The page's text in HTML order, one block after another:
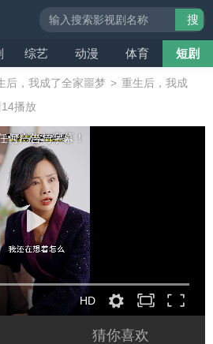
综艺 动漫 体育 短剧
搜
索
后，我成了全家噩梦 > 重生后，我成
播放
HD
何广告与字幕！
猜你喜欢